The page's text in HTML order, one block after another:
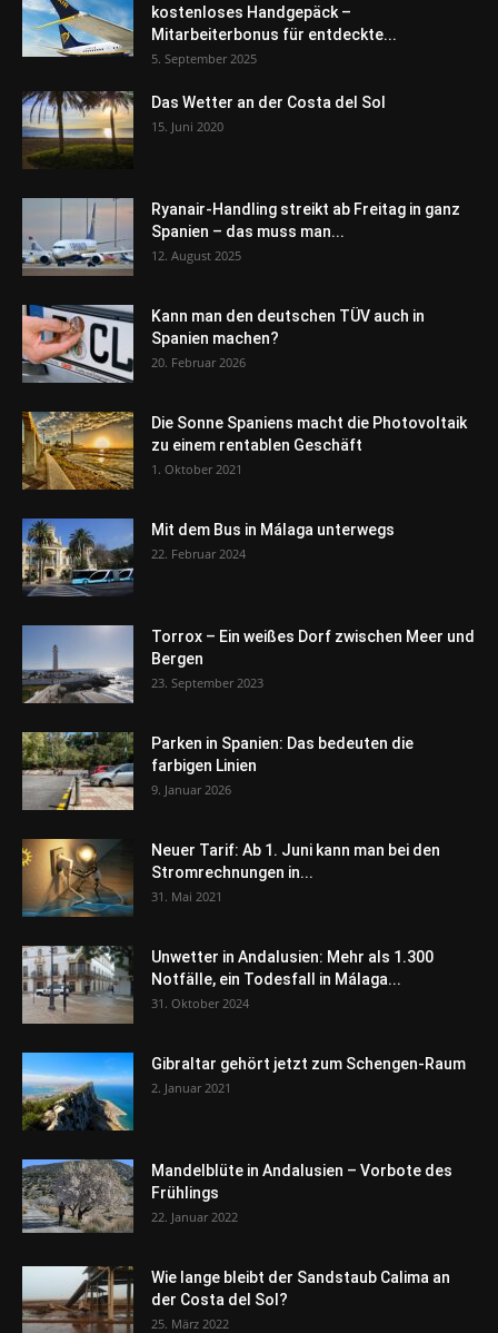
kostenloses Handgepäck –
Mitarbeiterbonus für entdeckte...
5. September 2025
Das Wetter an der Costa del Sol
15. Juni 2020
Ryanair-Handling streikt ab Freitag in ganz
Spanien – das muss man...
12. August 2025
Kann man den deutschen TÜV auch in
Spanien machen?
20. Februar 2026
Die Sonne Spaniens macht die Photovoltaik
zu einem rentablen Geschäft
1. Oktober 2021
Mit dem Bus in Málaga unterwegs
22. Februar 2024
Torrox – Ein weißes Dorf zwischen Meer und
Bergen
23. September 2023
Parken in Spanien: Das bedeuten die
farbigen Linien
9. Januar 2026
Neuer Tarif: Ab 1. Juni kann man bei den
Stromrechnungen in...
31. Mai 2021
Unwetter in Andalusien: Mehr als 1.300
Notfälle, ein Todesfall in Málaga...
31. Oktober 2024
Gibraltar gehört jetzt zum Schengen-Raum
2. Januar 2021
Mandelblüte in Andalusien – Vorbote des
Frühlings
22. Januar 2022
Wie lange bleibt der Sandstaub Calima an
der Costa del Sol?
25. März 2022